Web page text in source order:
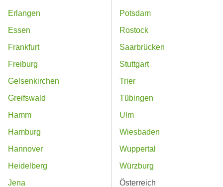
Erlangen
Essen
Frankfurt
Freiburg
Gelsenkirchen
Greifswald
Hamm
Hamburg
Hannover
Heidelberg
Jena
Potsdam
Rostock
Saarbrücken
Stuttgart
Trier
Tübingen
Ulm
Wiesbaden
Wuppertal
Würzburg
Österreich